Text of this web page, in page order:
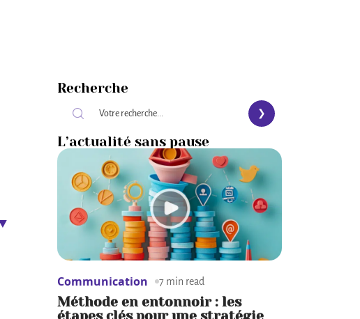
Recherche
L’actualité sans pause
Communication 7 min read
Méthode en entonnoir : les